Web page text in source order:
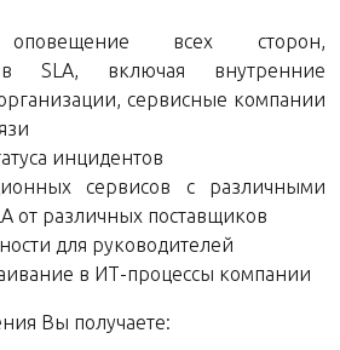
оповещение всех сторон,
SLA, включая внутренние
сервисные компании
инцидентов
сервисов с различными
от различных поставщиков
для руководителей
в ИТ-процессы компании
Вы получаете: